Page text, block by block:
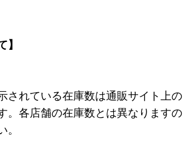
】
されている在庫数は通販サイト上の
。各店舗の在庫数とは異なりますの
。